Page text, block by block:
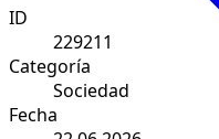
ID
229211
Categoría
Sociedad
Fecha